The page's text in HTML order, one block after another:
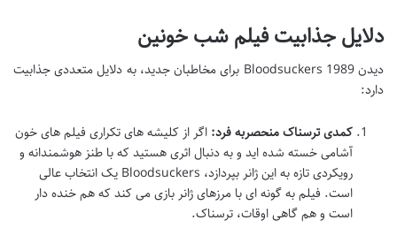
دلایل جذابیت فیلم شب خونین
دیدن Bloodsuckers 1989 برای مخاطبان جدید، به دلایل متعددی جذابیت
دارد:
کمدی ترسناک منحصربه فرد: اگر از کلیشه های تکراری فیلم های خون
آشامی خسته شده اید و به دنبال اثری هستید که با طنز هوشمندانه و
رویکردی تازه به این ژانر بپردازد، Bloodsuckers یک انتخاب عالی
است. فیلم به گونه ای با مرزهای ژانر بازی می کند که هم خنده دار
است و هم گاهی اوقات، ترسناک.